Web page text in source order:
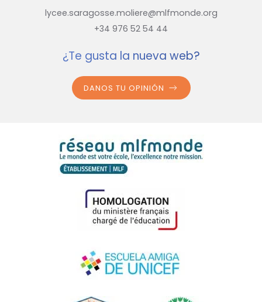
lycee.saragosse.moliere@mlfmonde.org
+34 976 52 54 44
¿Te gusta la nueva web?
DANOS TU OPINIÓN